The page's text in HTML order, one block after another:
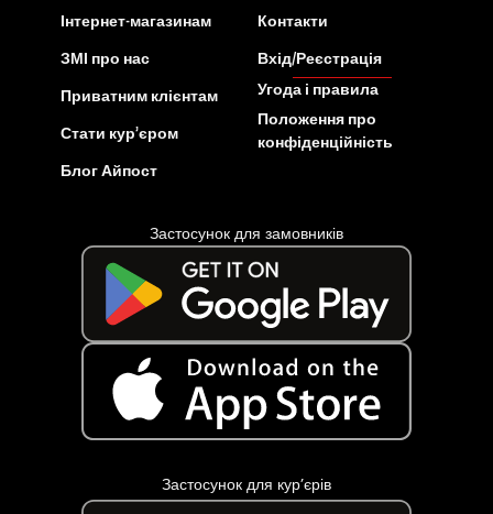
Інтернет-магазинам
ЗМІ про нас
Приватним клієнтам
Стати кур’єром
Блог Айпост
Контакти
Вхід/Реєстрація
Угода і правила
Положення про
конфіденційність
Застосунок для замовників
Застосунок для кур’єрів